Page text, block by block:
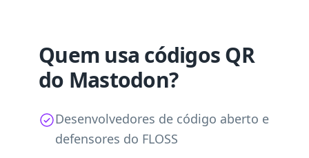
Quem usa códigos QR
do Mastodon?
Desenvolvedores de código aberto e
defensores do FLOSS